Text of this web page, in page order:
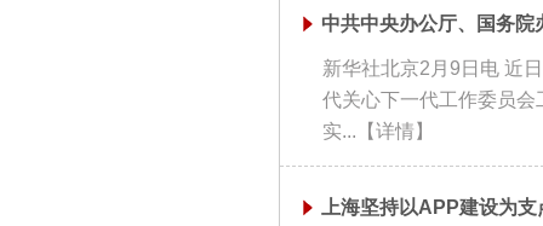
中共中央办公厅、国务
新华社北京2月9日电 近
代关心下一代工作委员
实... 【详情】
上海坚持以APP建设为